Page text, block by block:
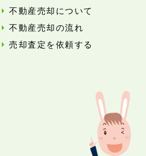
不動産売却について
不動産売却の流れ
売却査定を依頼する